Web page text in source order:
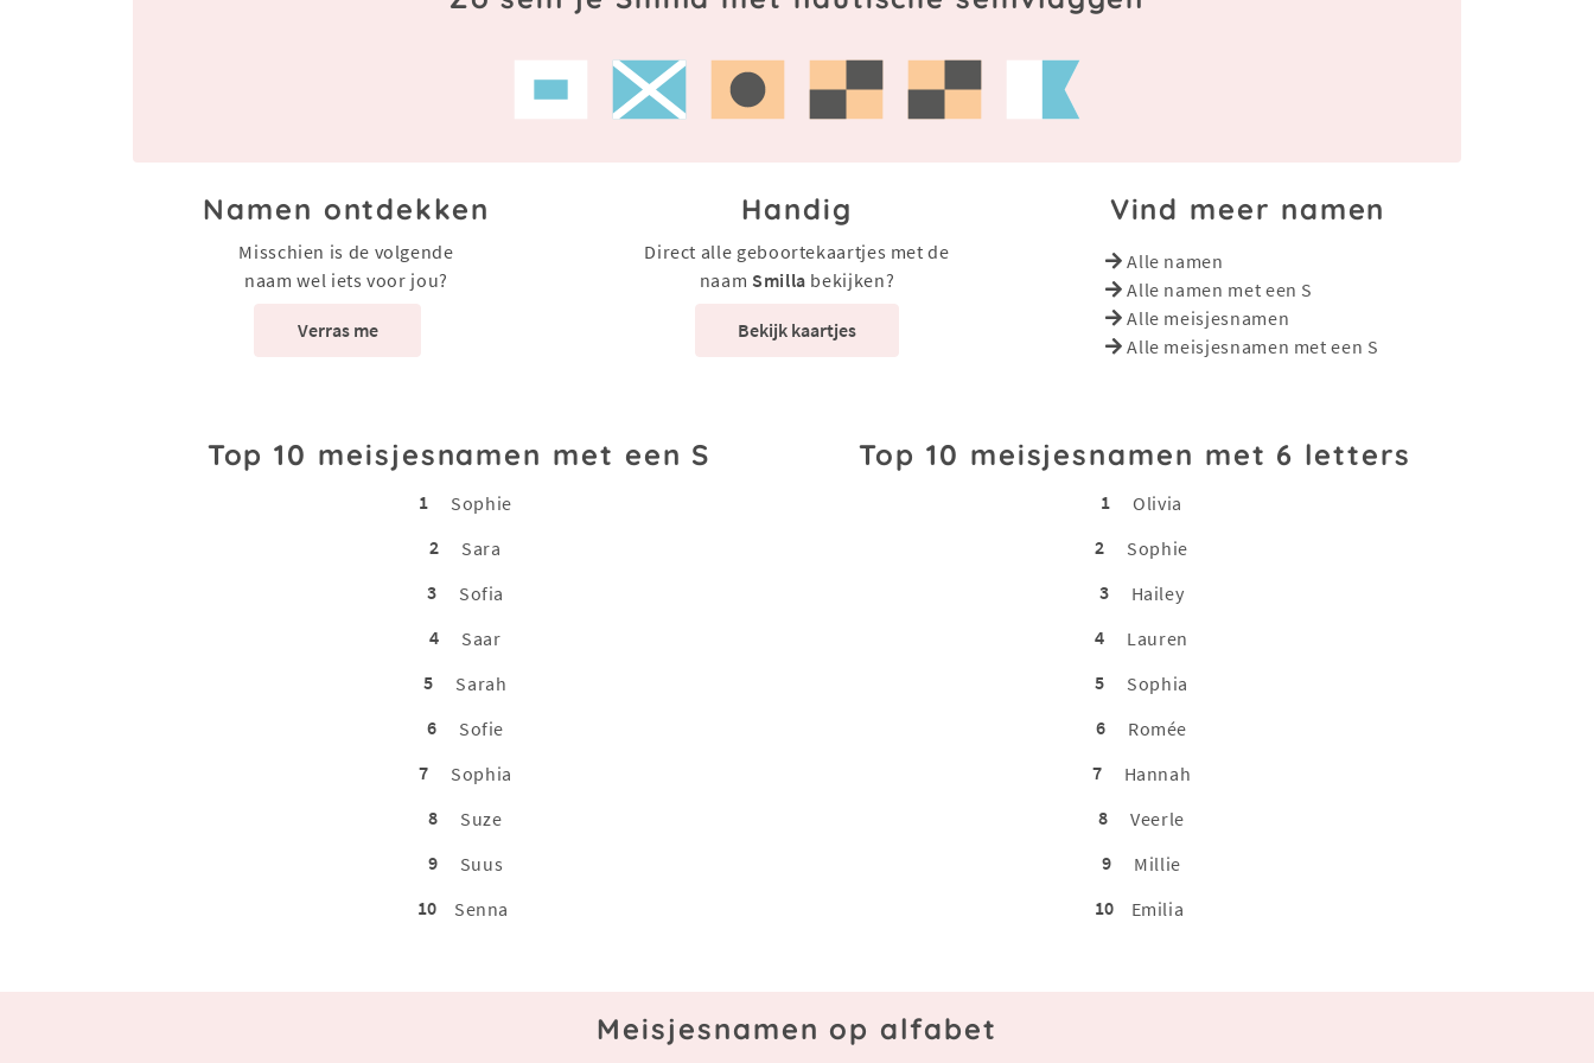
Namen ontdekken
Misschien is de volgende
naam wel iets voor jou?
Verras me
Handig
Direct alle geboortekaartjes met de
naam Smilla bekijken?
Bekijk kaartjes
Vind meer namen
Alle namen
Alle namen met een S
Alle meisjesnamen
Alle meisjesnamen met een S
Top 10 meisjesnamen met een S
1
Sophie
2
Sara
3
Sofia
4
Saar
5
Sarah
6
Sofie
7
Sophia
8
Suze
9
Suus
10
Senna
Top 10 meisjesnamen met 6 letters
1
Olivia
2
Sophie
3
Hailey
4
Lauren
5
Sophia
6
Romée
7
Hannah
8
Veerle
9
Millie
10
Emilia
Meisjesnamen op alfabet